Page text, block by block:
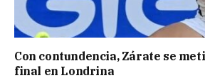
Con contundencia, Zárate se
final en Londrina